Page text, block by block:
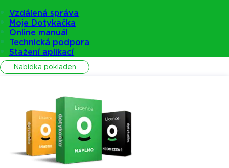
Vzdálená správa
Moje Dotykačka
Online manuál
Technická podpora
Stažení aplikací
Nabídka pokladen